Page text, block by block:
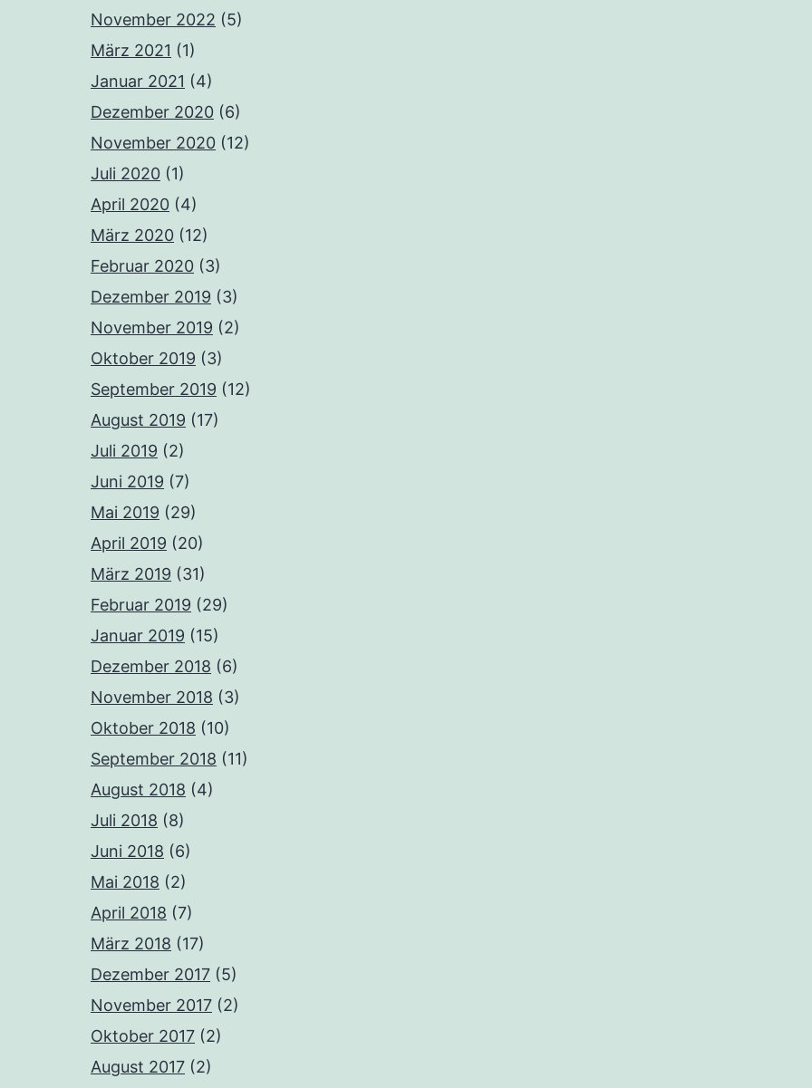
November 2022 (5)
März 2021 (1)
Januar 2021 (4)
Dezember 2020 (6)
November 2020 (12)
Juli 2020 (1)
April 2020 (4)
März 2020 (12)
Februar 2020 (3)
Dezember 2019 (3)
November 2019 (2)
Oktober 2019 (3)
September 2019 (12)
August 2019 (17)
Juli 2019 (2)
Juni 2019 (7)
Mai 2019 (29)
April 2019 (20)
März 2019 (31)
Februar 2019 (29)
Januar 2019 (15)
Dezember 2018 (6)
November 2018 (3)
Oktober 2018 (10)
September 2018 (11)
August 2018 (4)
Juli 2018 (8)
Juni 2018 (6)
Mai 2018 (2)
April 2018 (7)
März 2018 (17)
Dezember 2017 (5)
November 2017 (2)
Oktober 2017 (2)
August 2017 (2)